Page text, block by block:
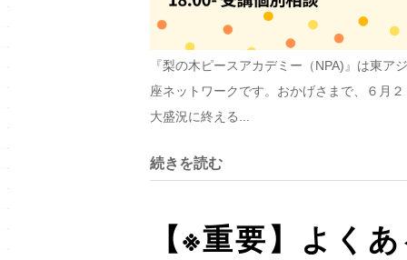
『梨の木ピースアカデミー（NPA)』は東
座ネットワークです。おかげさまで、６月
大盛況に終える...
続きを読む
【※重要】よく